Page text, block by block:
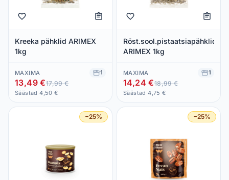
Kreeka pähklid ARIMEX
1kg
MAXIMA 1
13,49 €17,99 €
Säästad 4,50 €
Röst.sool.pistaatsiapähklid
ARIMEX 1kg
MAXIMA 1
14,24 €18,99 €
Säästad 4,75 €
−25% −25%